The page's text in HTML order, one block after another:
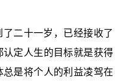
二十一岁，已经接收了
定人生的目标就是获得
是将个人的利益凌驾在